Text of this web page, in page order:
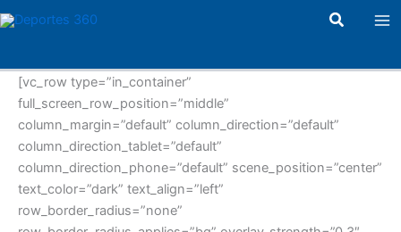
Ir
al
Buscar
[vc_row type=”in_container”
full_screen_row_position=”middle”
column_margin=”default” column_direction=”default”
column_direction_tablet=”default”
column_direction_phone=”default” scene_position=”center”
text_color=”dark” text_align=”left”
row_border_radius=”none”